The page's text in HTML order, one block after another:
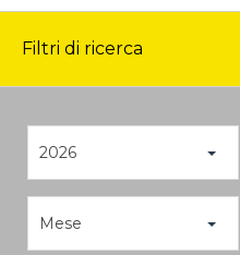
Filtri di ricerca
2026
Mese